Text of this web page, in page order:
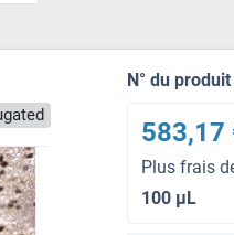
N° du
583,17
Plus frais
100 μL